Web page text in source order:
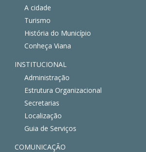
A cidade
Turismo
História do Município
Conheça Viana
INSTITUCIONAL
Administração
Estrutura Organizacional
Secretarias
Localização
Guia de Serviços
COMUNICAÇÃO